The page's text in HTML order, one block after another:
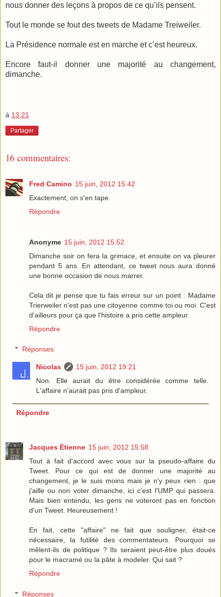
nous donner des leçons à propos de ce qu’ils pensent.
Tout le monde se fout des tweets de Madame Treiweiler.
La Présidence normale est en marche et c’est heureux.
Encore faut-il donner une majorité au changement,
dimanche.
à 13:21
Partager
16 commentaires:
Fred Camino 15 juin, 2012 15:42
Exactement, on s'en tape.
Répondre
Anonyme 15 juin, 2012 15:52
Dimanche soir on fera la grimace, et ensuite on va pleurer
pendant 5 ans. En attendant, ce tweet nous aura donné
une bonne occasion de nous marrer.
Cela dit je pense que tu fais erreur sur un point : Madame
Trierweiler n'est pas une citoyenne comme toi ou moi. C'est
d'ailleurs pour ça que l'histoire a pris cette ampleur.
Répondre
Réponses
Nicolas
15 juin, 2012 19:21
Non. Elle aurait du être considérée comme telle.
L'affaire n'aurait pas pris d'ampleur.
Répondre
Jacques Étienne 15 juin, 2012 15:58
Tout à fait d'accord avec vous sur la pseudo-affaire du
Tweet. Pour ce qui est de donner une majorité au
changement, je le suis moins mais je n'y peux rien : que
j'aille ou non voter dimanche, ici c'est l'UMP qui passera.
Mais bien entendu, les gens ne voteront pas en fonction
d'un Tweet. Heureusement !
En fait, cette "affaire" ne fait que souligner, était-ce
nécessaire, la futilité des commentateurs. Pourquoi se
mêlent-ils de politique ? Ils seraient peut-être plus doués
pour le macramé ou la pâte à modeler. Qui sait ?
Répondre
Réponses